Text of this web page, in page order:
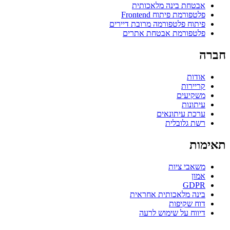
אבטחת בינה מלאכותית
פלטפורמת פיתוח Frontend
פיתוח פלטפורמה מרובת דיירים
פלטפורמת אבטחת אתרים
חברה
אודות
קריירות
משקיעים
עיתונות
ערכת עיתונאים
רשת גלובלית
תאימות
משאבי ציות
אמון
GDPR
בינה מלאכותית אחראית
דוח שקיפות
דיווח על שימוש לרעה